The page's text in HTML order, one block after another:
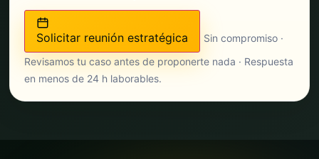
Solicitar reunión estratégica
Sin compromiso ·
Revisamos tu caso antes de proponerte nada · Respuesta
en menos de 24 h laborables.